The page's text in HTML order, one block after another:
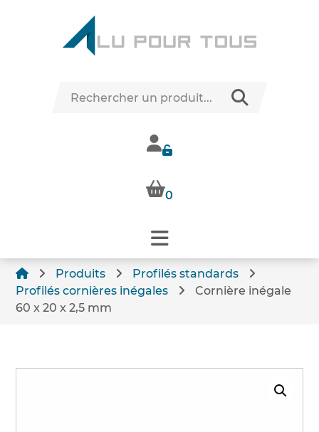
0
Produits
Profilés standards
Profilés cornières inégales
Cornière inégale
60 x 20 x 2,5 mm